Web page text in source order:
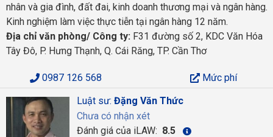
nhân và gia đình, đất đai, kinh doanh thương mại và ngân hàng.
Kinh nghiệm làm việc thực tiễn tại ngân hàng 12 năm.
Địa chỉ văn phòng/ Công ty: F31 đường số 2, KDC Văn Hóa
Tây Đô, P. Hưng Thạnh, Q. Cái Răng, TP. Cần Thơ
0987 126 568
Mức phí
Luật sư: Đặng Văn Thức
Chưa có nhận xét
Đánh giá của iLAW: 8.5